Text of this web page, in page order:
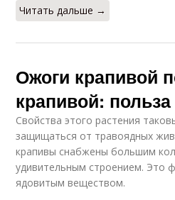
Читать дальше →
Ожоги крапивой
крапивой:
Свойства этого растения
защищаться от травоядных
крапивы снабжены большим
удивительным строением. Это
ядовитым веществом.